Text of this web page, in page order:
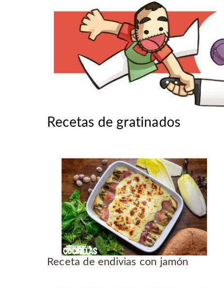
Recetas de gratinados
Receta de endivias con jamón